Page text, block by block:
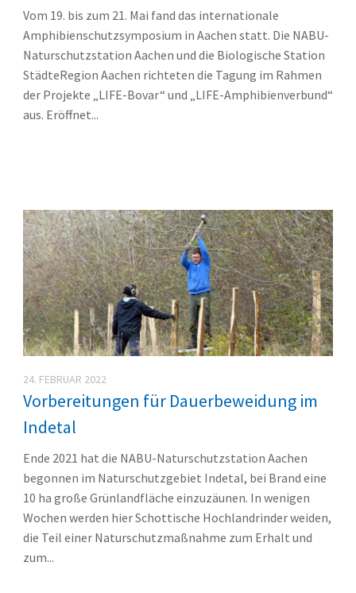
Vom 19. bis zum 21. Mai fand das internationale
Amphibienschutzsymposium in Aachen statt. Die NABU-
Naturschutzstation Aachen und die Biologische Station
StädteRegion Aachen richteten die Tagung im Rahmen
der Projekte „LIFE-Bovar“ und „LIFE-Amphibienverbund“
aus. Eröffnet...
24. FEBRUAR 2022
Vorbereitungen für Dauerbeweidung im
Indetal
Ende 2021 hat die NABU-Naturschutzstation Aachen
begonnen im Naturschutzgebiet Indetal, bei Brand eine
10 ha große Grünlandfläche einzuzäunen. In wenigen
Wochen werden hier Schottische Hochlandrinder weiden,
die Teil einer Naturschutzmaßnahme zum Erhalt und
zum...